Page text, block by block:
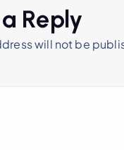
Reply
will not be